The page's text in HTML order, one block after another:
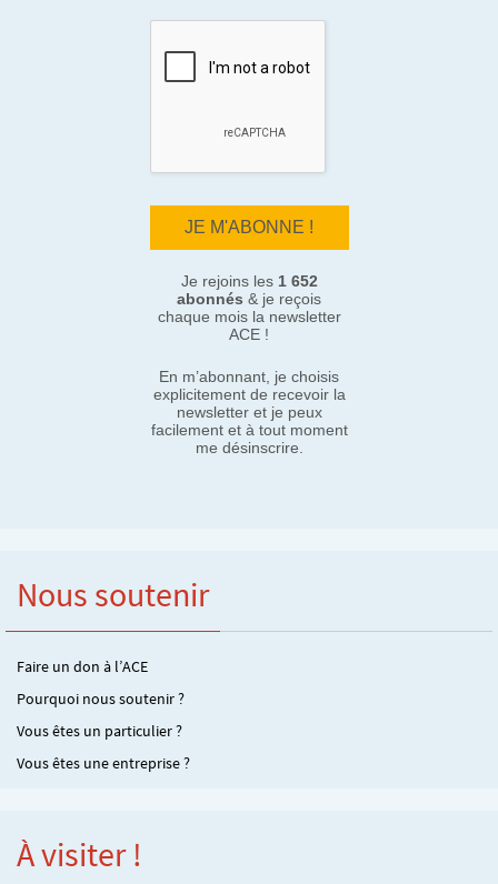
Je rejoins les 1 652
abonnés & je reçois
chaque mois la newsletter
ACE !
En m’abonnant, je choisis
explicitement de recevoir la
newsletter et je peux
facilement et à tout moment
me désinscrire.
Nous soutenir
Faire un don à l’ACE
Pourquoi nous soutenir ?
Vous êtes un particulier ?
Vous êtes une entreprise ?
À visiter !